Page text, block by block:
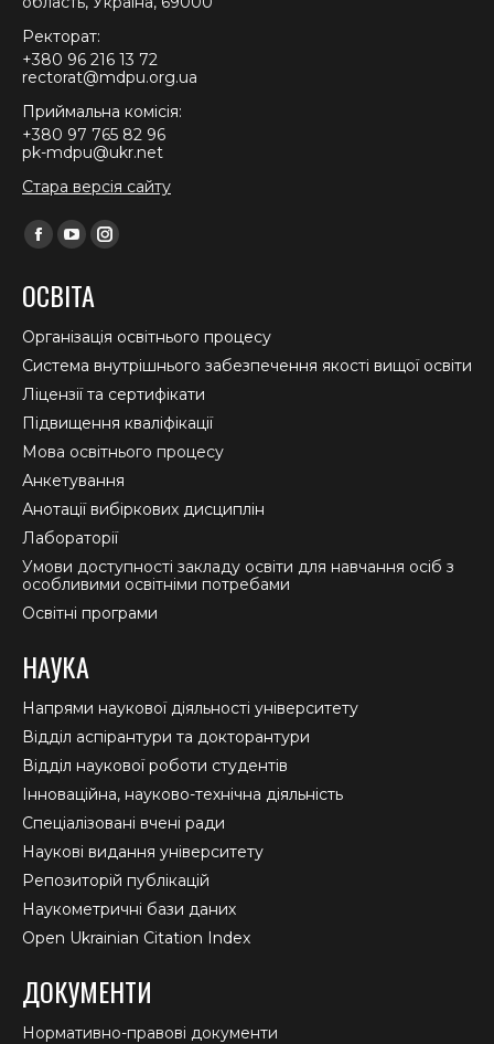
Ректорат:
+380 96 216 13 72
rectorat@mdpu.org.ua
Приймальна комісія:
+380 97 765 82 96
pk-mdpu@ukr.net
Стара версія сайту
Find us on:
Facebook
opens
in
new
window
YouTube
opens
in
new
window
Instagram
in
new
window
ОСВІТА
Організація освітнього процесу
Система внутрішнього забезпечення якості вищої освіти
Ліцензії та сертифікати
Підвищення кваліфікації
Мова освітнього процесу
Анкетування
Анотації вибіркових дисциплін
Лабораторії
Умови доступності закладу освіти для навчання осіб з
особливими освітніми потребами
Освітні програми
НАУКА
Напрями наукової діяльності університету
Відділ аспірантури та докторантури
Відділ наукової роботи студентів
Інноваційна, науково-технічна діяльність
Спеціалізовані вчені ради
Наукові видання університету
Репозиторій публікацій
Наукометричні бази даних
Open Ukrainian Citation Index
ДОКУМЕНТИ
Нормативно-правові документи